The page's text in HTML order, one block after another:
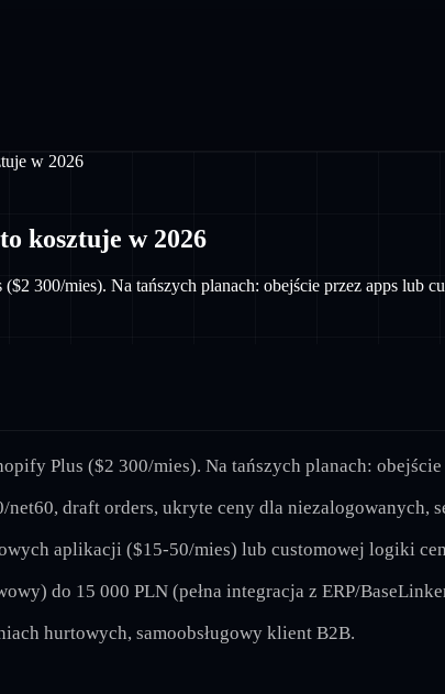
w 2026
kosztuje w 2026
300/mies). Na tańszych planach: obejście przez apps lub
Plus ($2 300/mies). Na tańszych planach:
draft orders, ukryte ceny dla niezalogowanych,
aplikacji ($15-50/mies) lub customowej logiki
do 15 000 PLN (pełna integracja z ERP/
hurtowych, samoobsługowy klient B2B.